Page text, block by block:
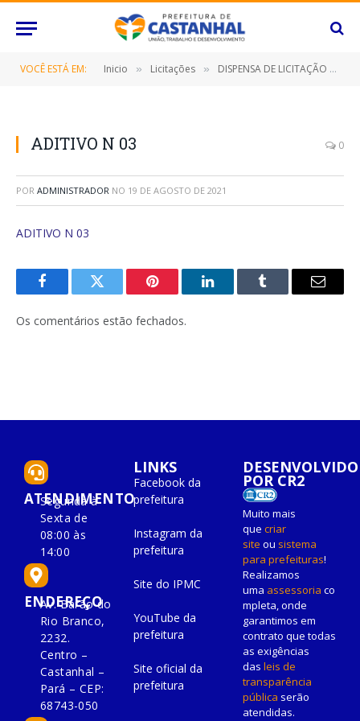
VOCÊ ESTÁ EM: Inicio » Licitações » DISPENSA DE LICITAÇÃO Nº 005/2018 (LOCAÇÃO DE IMÓVEL)
ADITIVO N 03 0
POR ADMINISTRADOR NO 19 DE AGOSTO DE 2021
ADITIVO N 03
FacebookTwitter Pinterest O
Tumblr
E-
Os comentários estão fechados.
ATENDIMENTO
Segunda à
Sexta de
08:00 às
14:00
ENDEREÇO
Av. Barão do
Rio Branco,
2232.
Centro –
Castanhal –
Pará – CEP:
68743-050
LINKS
Facebook da
prefeitura
Instagram da
prefeitura
Site do IPMC
YouTube da
prefeitura
Site oficial da
prefeitura
DESENVOLVIDO
POR CR2
Muito mais
que criar
site ou sistema
para prefeituras!
Realizamos
uma assessoria co
mpleta, onde
garantimos em
contrato que todas
as exigências
das leis de
transparência
pública serão
atendidas.